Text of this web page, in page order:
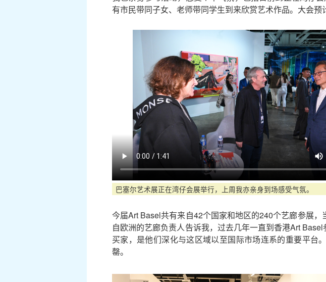
有市民带同子女、老师带同学生到来欣赏艺术作品。大会
巴塞尔艺术展正在湾仔会展举行，上周我亦亲身到场感受气氛。
今届Art Basel共有来自42个国家和地区的240个艺廊参展
自欧洲的艺廊负责人告诉我，过去几年一直到香港Art
买家，是他们深化与这区域以至国际市场连系的重要平台
罄。